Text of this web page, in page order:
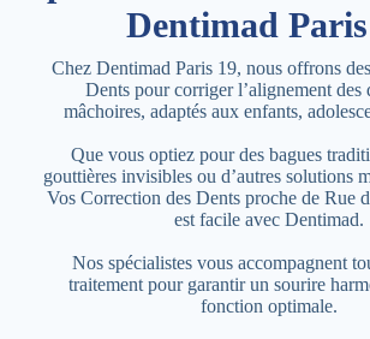
Dentimad
Chez Dentimad Paris 19, nous offrons
Dents pour corriger l’alignement des
mâchoires, adaptés aux enfants,
Que vous optiez pour des bagues
gouttières invisibles ou d’autres solutions
Vos Correction des Dents proche de Rue
est facile avec Dentimad.
Nos spécialistes vous accompagnent
traitement pour garantir un sourire
fonction optimale.